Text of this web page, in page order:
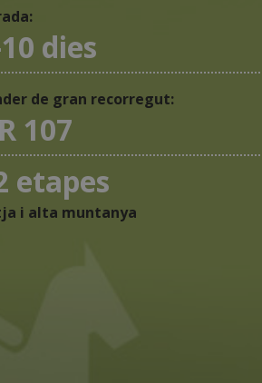
dies
de gran recorregut:
107
etapes
i alta muntanya